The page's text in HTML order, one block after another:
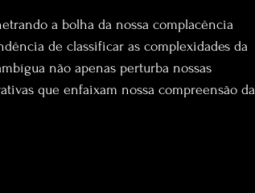
a bolha da nossa complacência
de classificar as complexidades da
não apenas perturba nossas
que enfaixam nossa compreensão da